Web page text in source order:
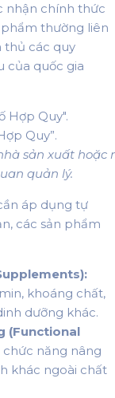
nhận chính thức
thường liên
thủ các quy
của quốc gia
Quy”.
sản xuất
quản lý.
áp dụng tự
các sản phẩm
khoáng chất,
dưỡng khác.
(Functional
năng nâng
khác ngoài chất